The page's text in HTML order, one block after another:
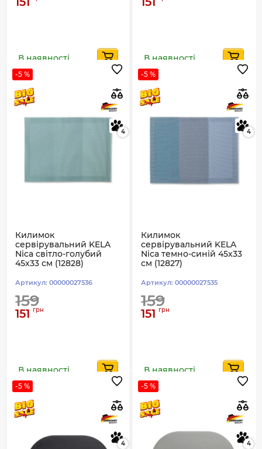
В наявності В наявності
-5 %
4
Килимок
сервірувальний KELA
Nica світло-голубий
45х33 см (12828)
Артикул: 00000027536
159
151 грн
В наявності
-5 %
4
Килимок
сервірувальний KELA
Nica темно-синій 45х33
см (12827)
Артикул: 00000027535
159
151 грн
В наявності
-5 %
4
-5 %
4